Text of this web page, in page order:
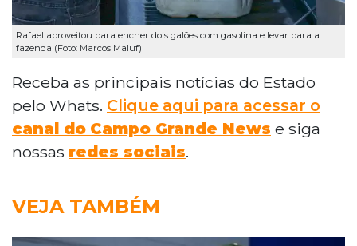
Rafael aproveitou para encher dois galões com gasolina e levar para a
fazenda (Foto: Marcos Maluf)
Receba as principais notícias do Estado
pelo Whats. Clique aqui para acessar o
canal do Campo Grande News e siga
nossas redes sociais.
VEJA TAMBÉM